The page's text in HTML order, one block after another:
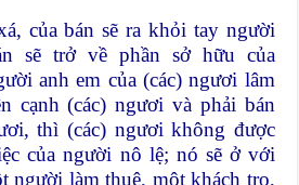
của bán sẽ ra khỏi tay người
sẽ trở về phần sở hữu của
anh em của (các) ngươi lâm
cạnh (các) ngươi và phải bán
thì (các) ngươi không được
của người nô lệ; nó sẽ ở với
người làm thuê, một khách trọ,